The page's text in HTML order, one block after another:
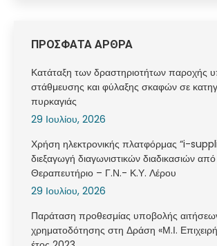
ΠΡΟΣΦΑΤΑ ΑΡΘΡΑ
Κατάταξη των δραστηριοτήτων παροχής
στάθμευσης και φύλαξης σκαφών σε
πυρκαγιάς
29 Ιουλίου, 2026
Χρήση ηλεκτρονικής πλατφόρμας “i-
διεξαγωγή διαγωνιστικών διαδικασιών
Θεραπευτήριο – Γ.Ν.- Κ.Υ. Λέρου
29 Ιουλίου, 2026
Παράταση προθεσμίας υποβολής
χρηματοδότησης στη Δράση «Μ.Ι.